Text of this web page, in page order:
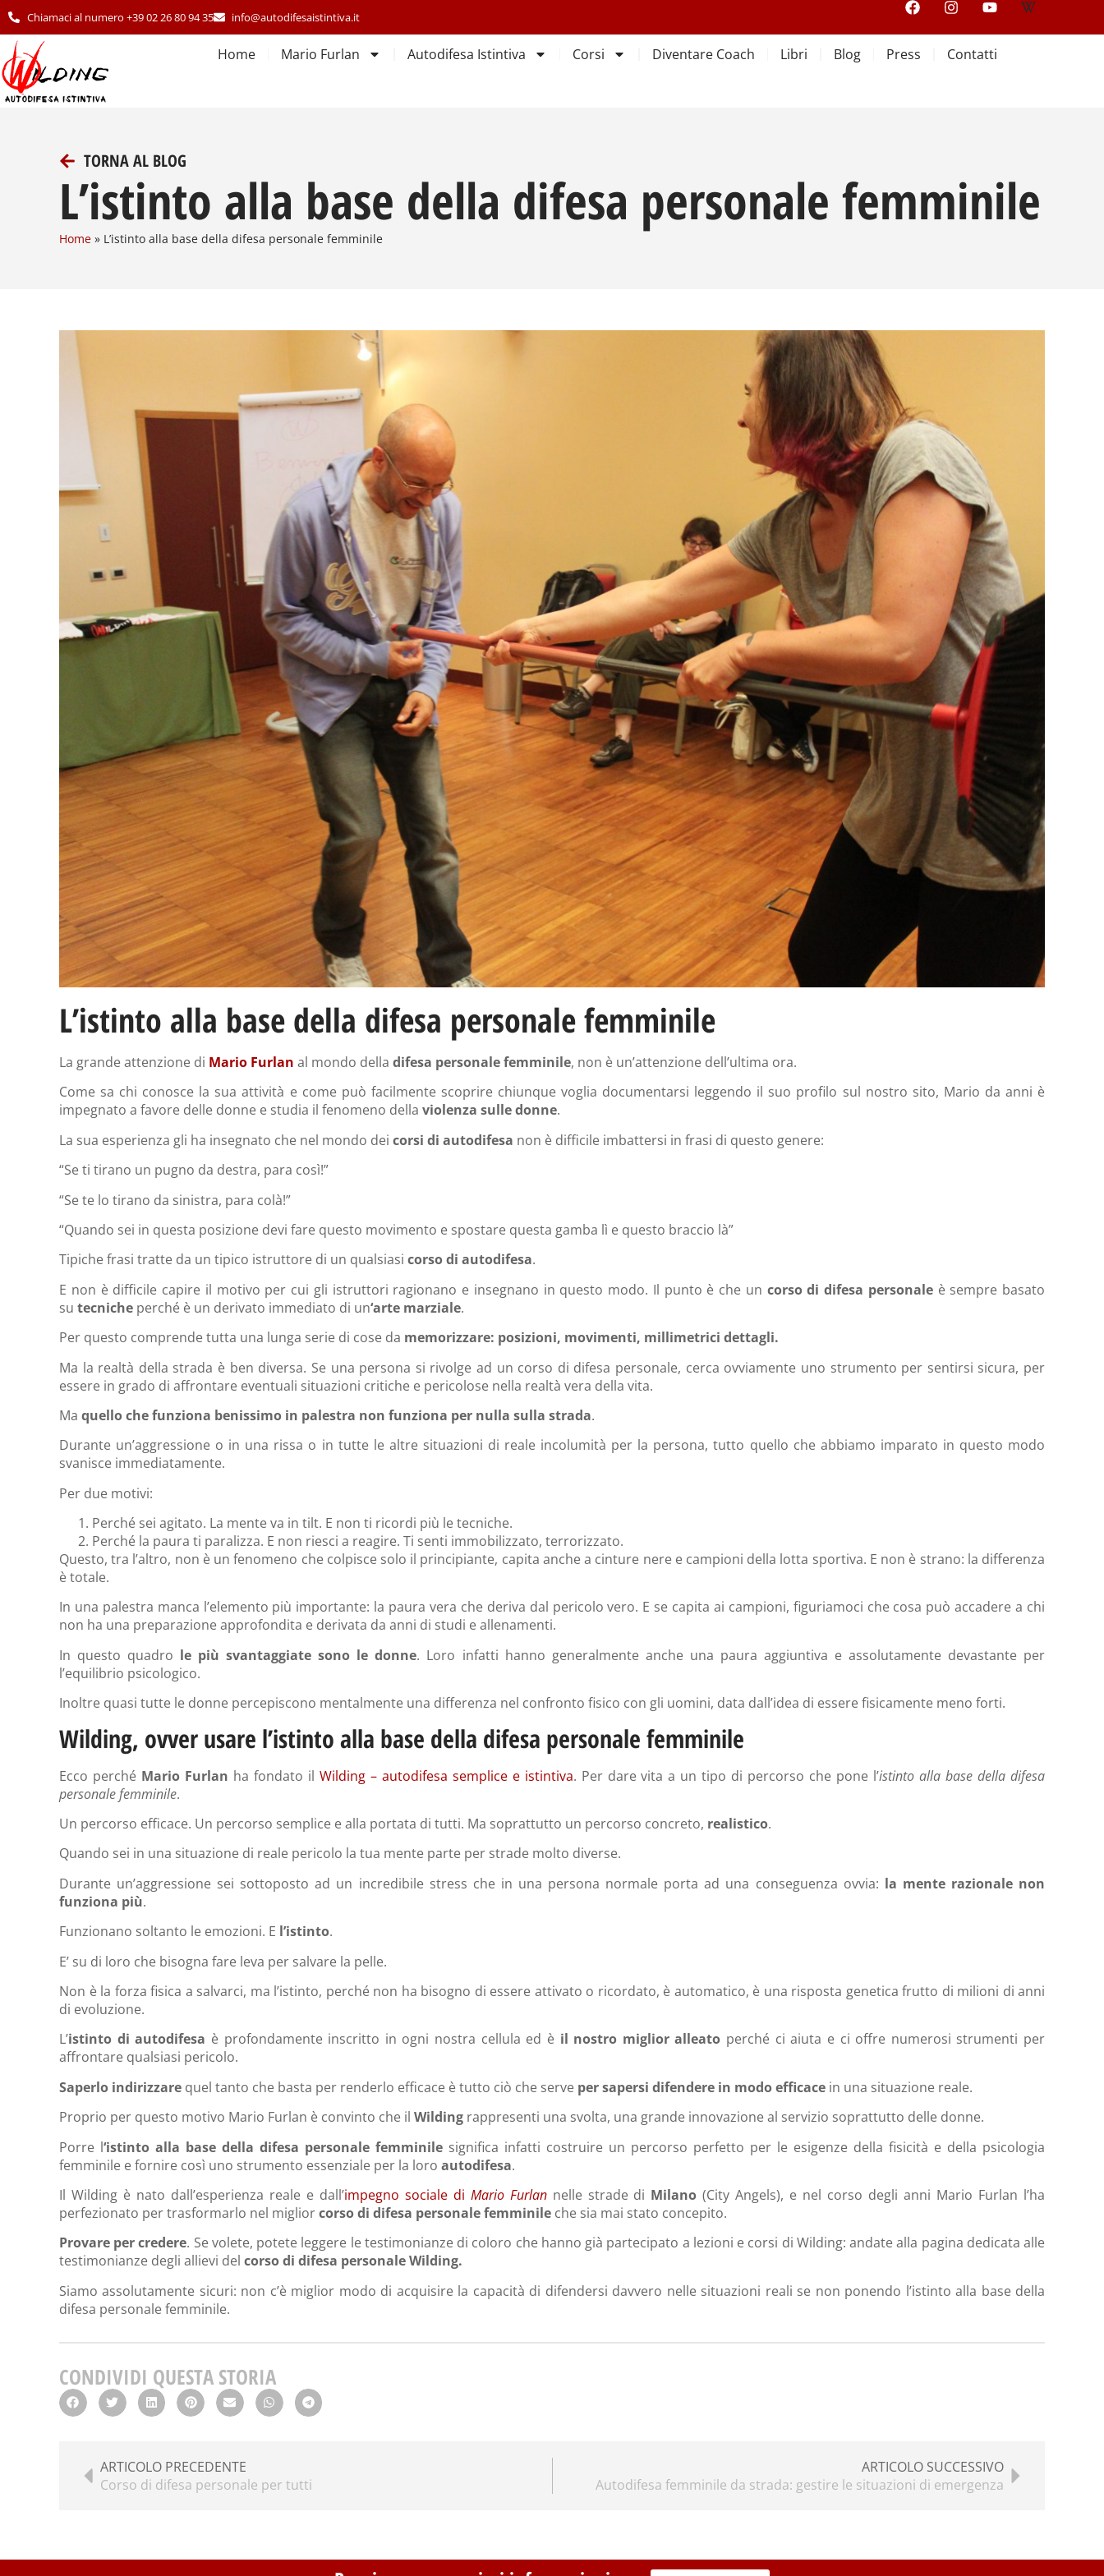
Chiamaci al numero +39 02 26 80 94 35 info@autodifesaistintiva.it
Home Mario Furlan Autodifesa Istintiva Corsi Diventare Coach Libri Blog Press Contatti
TORNA AL BLOG
L’istinto alla base della difesa personale femminile
Home » L’istinto alla base della difesa personale femminile
L’istinto alla base della difesa personale femminile
La grande attenzione di Mario Furlan al mondo della difesa personale femminile, non è un’attenzione dell’ultima ora.
Come sa chi conosce la sua attività e come può facilmente scoprire chiunque voglia documentarsi leggendo il suo profilo sul nostro sito, Mario da anni è
impegnato a favore delle donne e studia il fenomeno della violenza sulle donne.
La sua esperienza gli ha insegnato che nel mondo dei corsi di autodifesa non è difficile imbattersi in frasi di questo genere:
“Se ti tirano un pugno da destra, para così!”
“Se te lo tirano da sinistra, para colà!”
“Quando sei in questa posizione devi fare questo movimento e spostare questa gamba lì e questo braccio là”
Tipiche frasi tratte da un tipico istruttore di un qualsiasi corso di autodifesa.
E non è difficile capire il motivo per cui gli istruttori ragionano e insegnano in questo modo. Il punto è che un corso di difesa personaleè sempre basato
su tecniche perché è un derivato immediato di un‘arte marziale.
Per questo comprende tutta una lunga serie di cose da memorizzare: posizioni, movimenti, millimetrici dettagli.
Ma la realtà della strada è ben diversa. Se una persona si rivolge ad un corso di difesa personale, cerca ovviamente uno strumento per sentirsi sicura, per
essere in grado di affrontare eventuali situazioni critiche e pericolose nella realtà vera della vita.
Ma quello che funziona benissimo in palestra non funziona per nulla sulla strada.
Durante un’aggressione o in una rissa o in tutte le altre situazioni di reale incolumità per la persona, tutto quello che abbiamo imparato in questo modo
svanisce immediatamente.
Per due motivi:
Perché sei agitato. La mente va in tilt. E non ti ricordi più le tecniche.
Perché la paura ti paralizza. E non riesci a reagire. Ti senti immobilizzato, terrorizzato.
Questo, tra l’altro, non è un fenomeno che colpisce solo il principiante, capita anche a cinture nere e campioni della lotta sportiva. E non è strano: la differenza
è totale.
In una palestra manca l’elemento più importante: la paura vera che deriva dal pericolo vero. E se capita ai campioni, figuriamoci che cosa può accadere a chi
non ha una preparazione approfondita e derivata da anni di studi e allenamenti.
In questo quadro le più svantaggiate sono le donne. Loro infatti hanno generalmente anche una paura aggiuntiva e assolutamente devastante per
l’equilibrio psicologico.
Inoltre quasi tutte le donne percepiscono mentalmente una differenza nel confronto fisico con gli uomini, data dall’idea di essere fisicamente meno forti.
Wilding, ovver usare l’istinto alla base della difesa personale femminile
Ecco perché Mario Furlan ha fondato il Wilding – autodifesa semplice e istintiva. Per dare vita a un tipo di percorso che pone l’istinto alla base della difesa
personale femminile.
Un percorso efficace. Un percorso semplice e alla portata di tutti. Ma soprattutto un percorso concreto, realistico.
Quando sei in una situazione di reale pericolo la tua mente parte per strade molto diverse.
Durante un’aggressione sei sottoposto ad un incredibile stress che in una persona normale porta ad una conseguenza ovvia: la mente razionale non
funziona più.
Funzionano soltanto le emozioni. E l’istinto.
E’ su di loro che bisogna fare leva per salvare la pelle.
Non è la forza fisica a salvarci, ma l’istinto, perché non ha bisogno di essere attivato o ricordato, è automatico, è una risposta genetica frutto di milioni di anni
di evoluzione.
L’istinto di autodifesa è profondamente inscritto in ogni nostra cellula ed è il nostro miglior alleato perché ci aiuta e ci offre numerosi strumenti per
affrontare qualsiasi pericolo.
Saperlo indirizzare quel tanto che basta per renderlo efficace è tutto ciò che serve per sapersi difendere in modo efficace in una situazione reale.
Proprio per questo motivo Mario Furlan è convinto che il Wilding rappresenti una svolta, una grande innovazione al servizio soprattutto delle donne.
Porre l‘istinto alla base della difesa personale femminile significa infatti costruire un percorso perfetto per le esigenze della fisicità e della psicologia
femminile e fornire così uno strumento essenziale per la loro autodifesa.
Il Wilding è nato dall’esperienza reale e dall’impegno sociale di Mario Furlannelle strade di Milano(City Angels), e nel corso degli anni Mario Furlan l’ha
perfezionato per trasformarlo nel migliorcorso di difesa personale femminile che sia mai stato concepito.
Provare per credere. Se volete, potete leggere le testimonianze di coloro che hanno già partecipato a lezioni e corsi di Wilding: andate alla pagina dedicata alle
testimonianze degli allievi del corso di difesa personale Wilding.
Siamo assolutamente sicuri: non c’è miglior modo di acquisire la capacità di difendersi davvero nelle situazioni reali se non ponendo l’istinto alla base della
difesa personale femminile.
CONDIVIDI QUESTA STORIA
ARTICOLO PRECEDENTE
Corso di difesa personale per tutti
ARTICOLO SUCCESSIVO
Autodifesa femminile da strada: gestire le situazioni di emergenza